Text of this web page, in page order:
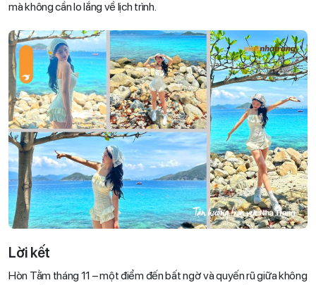
mà không cần lo lắng về lịch trình.
Lời kết
Hòn Tằm tháng 11 – một điểm đến bất ngờ và quyến rũ giữa không